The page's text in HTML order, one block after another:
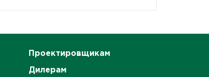
Проектировщикам
Дилерам